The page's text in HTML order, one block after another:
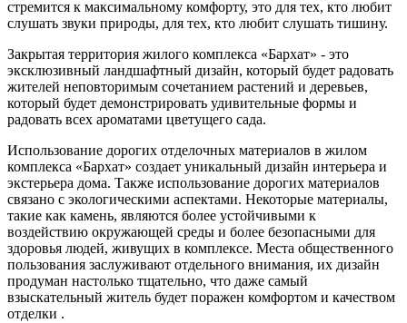
стремится к максимальному комфорту, это для тех, кто любит
слушать звуки природы, для тех, кто любит слушать тишину.
Закрытая территория жилого комплекса «Бархат» - это
эксклюзивный ландшафтный дизайн, который будет радовать
жителей неповторимым сочетанием растений и деревьев,
который будет демонстрировать удивительные формы и
радовать всех ароматами цветущего сада.
Использование дорогих отделочных материалов в жилом
комплекса «Бархат» создает уникальный дизайн интерьера и
экстерьера дома. Также использование дорогих материалов
связано с экологическими аспектами. Некоторые материалы,
такие как камень, являются более устойчивыми к
воздействию окружающей среды и более безопасными для
здоровья людей, живущих в комплексе. Места общественного
пользования заслуживают отдельного внимания, их дизайн
продуман настолько тщательно, что даже самый
взыскательный житель будет поражен комфортом и качеством
отделки .